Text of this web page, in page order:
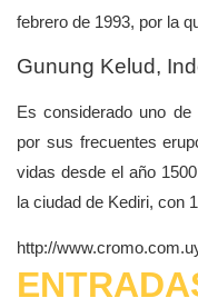
febrero de 1993, por la
Gunung Kelud,
Es considerado uno
por sus frecuentes
vidas desde el año
la ciudad de Kediri, con
http://